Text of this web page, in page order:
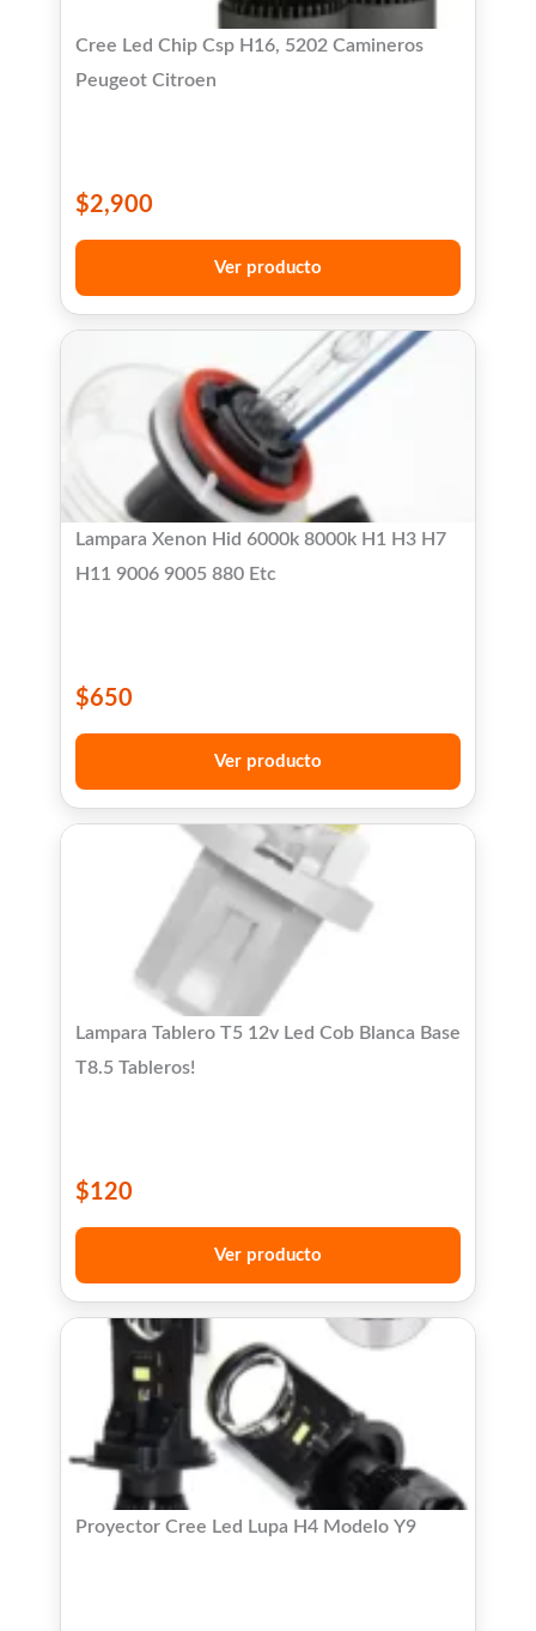
Cree Led Chip Csp H16, 5202 Camineros
Peugeot Citroen
$2,900
Ver producto
Lampara Xenon Hid 6000k 8000k H1 H3 H7
H11 9006 9005 880 Etc
$650
Ver producto
Lampara Tablero T5 12v Led Cob Blanca Base
T8.5 Tableros!
$120
Ver producto
Proyector Cree Led Lupa H4 Modelo Y9